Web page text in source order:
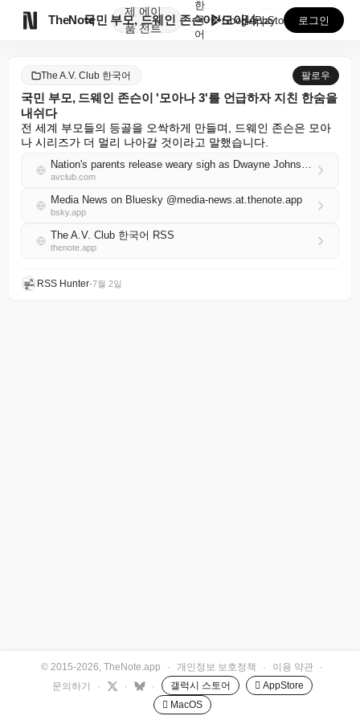
TheNote
제
품
에이
전트
국민 부모, 드웨인 존슨이 '모아나 3'를 언급하자 지...
한
국
어
GooglePlay
AppStore 로그인
The A.V. Club 한국어 팔로우
국민 부모, 드웨인 존슨이 '모아나 3'를 언급하자 지친 한숨을
내쉬다
전 세계 부모들의 등골을 오싹하게 만들며, 드웨인 존슨은 모아
나 시리즈가 더 멀리 나아갈 것이라고 말했습니다.
Nation's parents release weary sigh as Dwayne Johnson utters words Moana 3
avclub.com
Media News on Bluesky @media-news.at.thenote.app
bsky.app
The A.V. Club 한국어 RSS
thenote.app
RSS Hunter•7월 2일
© 2015-2026, TheNote.app · 개인정보 보호정책 · 이용 약관
·
문의하기
· · · 갤럭시 스토어
 AppStore
 MacOS